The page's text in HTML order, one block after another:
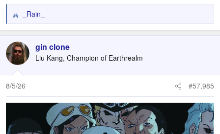
R
e
c
t
i
o
n
:
_Rain_
gin clone
Liu Kang, Champion of Earthrealm
8/5/26 #57,985